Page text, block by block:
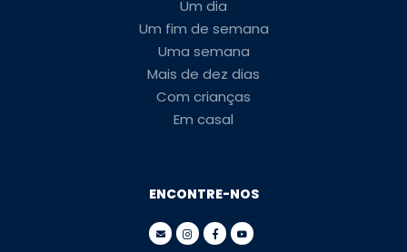
Um dia
Um fim de semana
Uma semana
Mais de dez dias
Com crianças
Em casal
ENCONTRE-NOS